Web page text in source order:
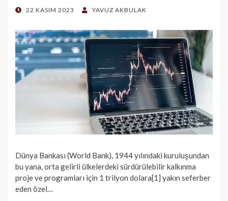
POSTED
22 KASIM 2023 YAVUZ AKBULAK
Dünya Bankası (World Bank), 1944 yılındaki kuruluşundan
bu yana, orta gelirli ülkelerdeki sürdürülebilir kalkınma
proje ve programları için 1 trilyon dolara[1] yakın seferber
eden özel…